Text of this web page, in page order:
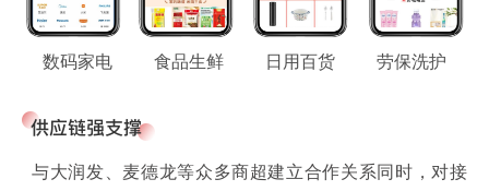
数码家电 食品生鲜 日用百货 劳保洗护
与大润发、麦德龙等众多商超建立合作关系同时，对接